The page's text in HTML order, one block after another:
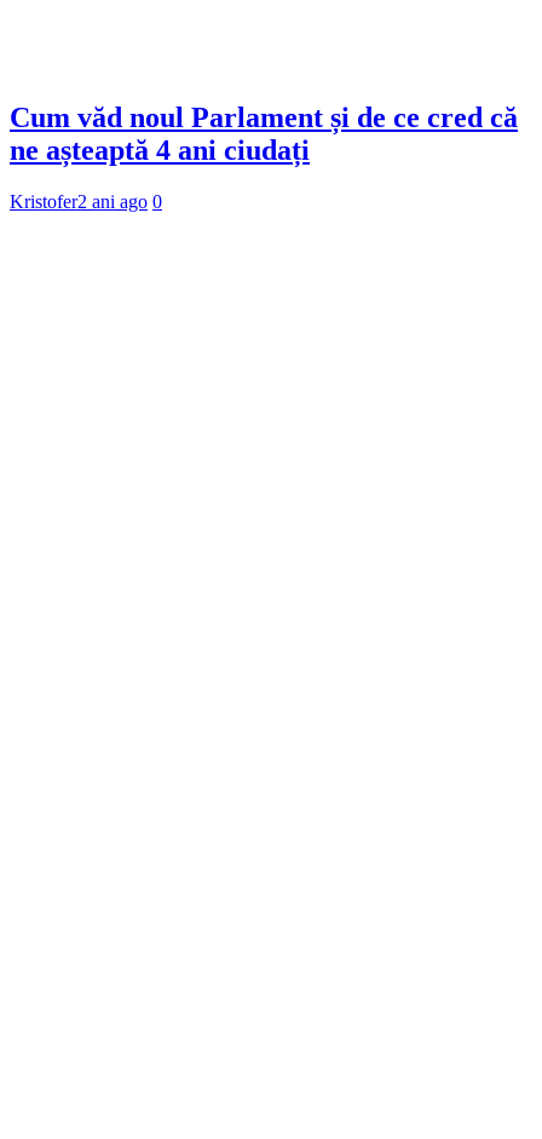
Cum văd noul Parlament și de ce cred că
ne așteaptă 4 ani ciudați
Kristofer2 ani ago 0